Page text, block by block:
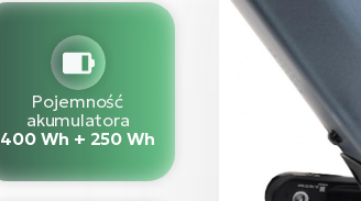
Pojemność
akumulatora
400 Wh + 250 Wh